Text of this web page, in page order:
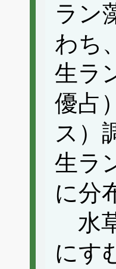
ラン
わち
生ラ
優占
ス）
生ラ
に分
水
にす